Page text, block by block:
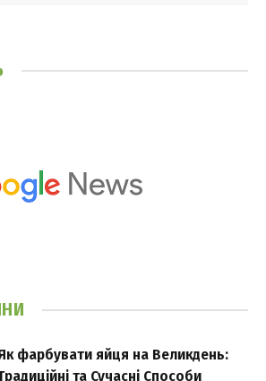
фарбувати яйця на Великдень:
та Сучасні Способи